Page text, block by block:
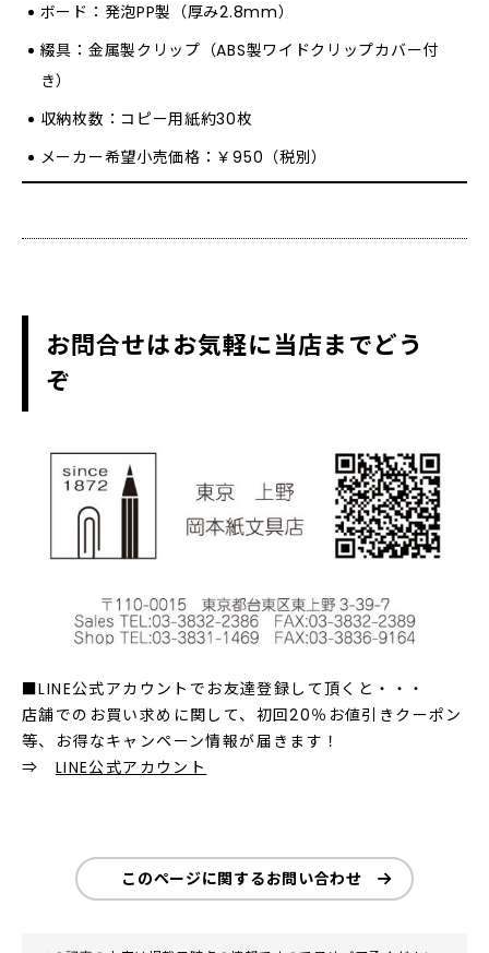
ボード：発泡PP製（厚み2.8mm）
綴具：金属製クリップ（ABS製ワイドクリップカバー付
き）
収納枚数：コピー用紙約30枚
メーカー希望小売価格：￥950（税別）
お問合せはお気軽に当店までどう
ぞ
■LINE公式アカウントでお友達登録して頂くと・・・
店舗でのお買い求めに関して、初回20％お値引きクーポン
等、お得なキャンペーン情報が届きます！
⇒ LINE公式アカウント
このページに関するお問い合わせ